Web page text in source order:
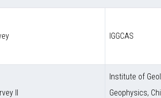
IGGCAS
II
Institute of
Geophysics,